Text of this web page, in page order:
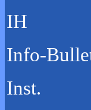
IH
Info-
Inst.